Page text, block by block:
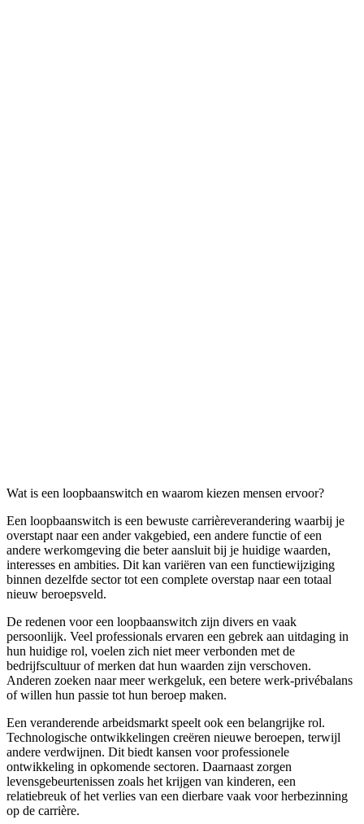
Wat is een loopbaanswitch en waarom kiezen mensen ervoor?
Een loopbaanswitch is een bewuste carrièreverandering waarbij je
overstapt naar een ander vakgebied, een andere functie of een
andere werkomgeving die beter aansluit bij je huidige waarden,
interesses en ambities. Dit kan variëren van een functiewijziging
binnen dezelfde sector tot een complete overstap naar een totaal
nieuw beroepsveld.
De redenen voor een loopbaanswitch zijn divers en vaak
persoonlijk. Veel professionals ervaren een gebrek aan uitdaging in
hun huidige rol, voelen zich niet meer verbonden met de
bedrijfscultuur of merken dat hun waarden zijn verschoven.
Anderen zoeken naar meer werkgeluk, een betere werk-privébalans
of willen hun passie tot hun beroep maken.
Een veranderende arbeidsmarkt speelt ook een belangrijke rol.
Technologische ontwikkelingen creëren nieuwe beroepen, terwijl
andere verdwijnen. Dit biedt kansen voor professionele
ontwikkeling in opkomende sectoren. Daarnaast zorgen
levensgebeurtenissen zoals het krijgen van kinderen, een
relatiebreuk of het verlies van een dierbare vaak voor herbezinning
op de carrière.